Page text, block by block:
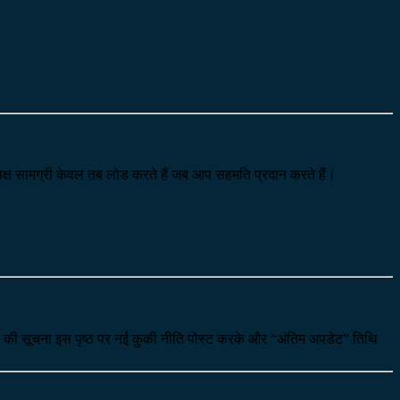
सामग्री केवल तब लोड करते हैं जब आप सहमति प्रदान करते हैं।
की सूचना इस पृष्ठ पर नई कुकी नीति पोस्ट करके और “अंतिम अपडेट” तिथि